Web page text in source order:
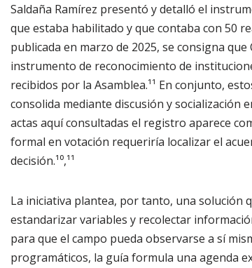
Saldaña Ramírez presentó y detalló el
que estaba habilitado y que contaba con 50
publicada en marzo de 2025, se consigna
instrumento de reconocimiento de
recibidos por la Asamblea.¹¹ En conjunto,
consolida mediante discusión y socialización
actas aquí consultadas el registro aparece
formal en votación requeriría localizar el
decisión.¹⁰,¹¹
La iniciativa plantea, por tanto, una solución
estandarizar variables y recolectar
para que el campo pueda observarse a sí
programáticos, la guía formula una agenda